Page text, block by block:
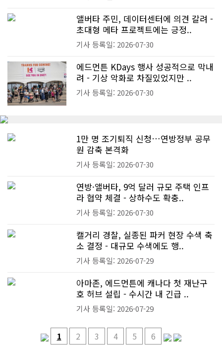
앨버타 주민, 데이터센터에 의견 갈려 -
초대형 메타 프로젝트에는 긍정..
기사 등록일: 2026-07-30
에드먼튼 KDays 행사 성공적으로 막내
려 - 기상 악화로 차질있었지만 ..
기사 등록일: 2026-07-30
1만 명 조기퇴직 신청…연방정부 공무
원 감축 본격화
기사 등록일: 2026-07-30
연방·앨버타, 9억 달러 규모 주택 인프
라 협약 체결 - 상하수도 확충..
기사 등록일: 2026-07-30
캘거리 경찰, 실종된 파커 현장 수색 축
소 결정 - 대규모 수색에도 행..
기사 등록일: 2026-07-29
아마존, 에드먼튼에 캐나다 첫 재난구
호 허브 설립 - 수시간 내 긴급 ..
기사 등록일: 2026-07-29
1 2 3 4 5 6